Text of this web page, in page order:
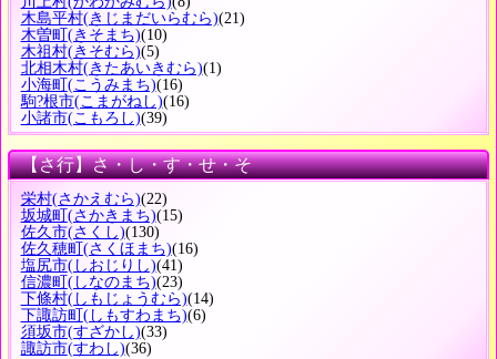
木島平村(きじまだいらむら)(21)
木曽町 (きそまち)(10)
木祖村(きそむら)(5)
北相木村(きたあいきむら)(1)
小海町 (こうみまち)(16)
駒?根市(こまがねし)(16)
小諸市(こもろし)(39)
【さ行】さ・し・す・せ・そ
栄村(さかえむら)(22)
坂城町 (さかきまち)(15)
佐久市(さくし)(130)
佐久穂町 (さくほまち)(16)
塩尻市(しおじりし)(41)
信濃町 (しなのまち)(23)
下條村(しもじょうむら)(14)
下諏訪町 (しもすわまち)(6)
須坂市(すざかし)(33)
諏訪市(すわし)(36)